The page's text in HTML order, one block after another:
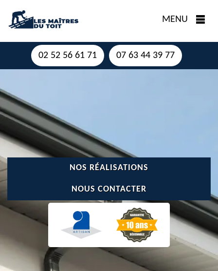
MENU
02 52 56 61 71 07 63 44 39 77
NOS RÉALISATIONS
NOUS CONTACTER